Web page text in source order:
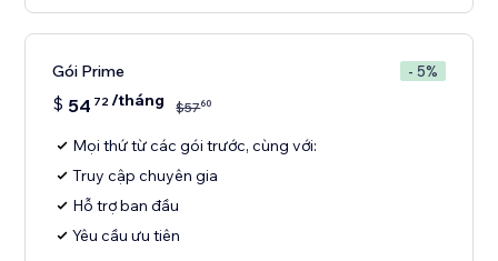
Gói Prime - 5%
$ 54 72/tháng $5760
Mọi thứ từ các gói trước, cùng với:
Truy cập chuyên gia
Hỗ trợ ban đầu
Yêu cầu ưu tiên